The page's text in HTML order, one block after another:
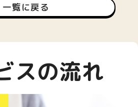
一覧に戻る
スの流れ